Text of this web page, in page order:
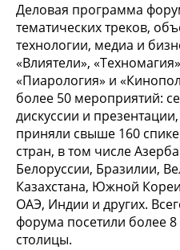
Деловая программа
тематических треков,
технологии, медиа и
«Влиятели»,
«Пиарология» и
более 50 мероприятий:
дискуссии и
приняли свыше 160
стран, в том числе
Белоруссии, Бразилии,
Казахстана, Южной
ОАЭ, Индии и других.
форума посетили более
столицы.